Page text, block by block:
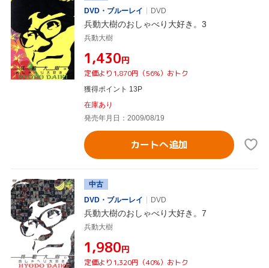
DVD・ブルーレイ
DVD
兵動大樹のおしゃべり大好き。3
兵動大樹
¥1,430円
定価より1,870円（56%）おトク
獲得ポイント 13P
在庫あり
発売年月日：2009/08/19
カートへ追加
中古
DVD・ブルーレイ
DVD
兵動大樹のおしゃべり大好き。7
兵動大樹
¥1,980円
定価より1,320円（40%）おトク